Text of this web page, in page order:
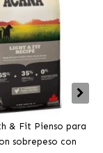
& Fit Pienso para
sobrepeso con